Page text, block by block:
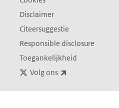
Disclaimer
Citeersuggestie
Responsible disclosure
Toegankelijkheid
Volg ons